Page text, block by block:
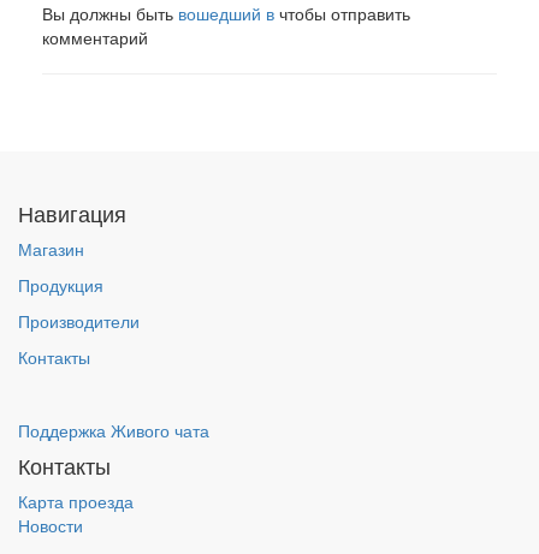
Вы должны быть вошедший в чтобы отправить
комментарий
Навигация
Магазин
Продукция
Производители
Контакты
Поддержка Живого чата
Контакты
Карта проезда
Новости